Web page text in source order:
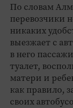
По словам
перевозчики
никаких
выезжает с
в него
туалет,
матери и
как правило,
своих